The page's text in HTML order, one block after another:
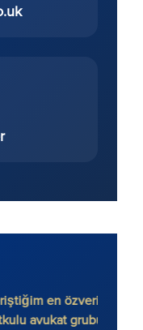
en özverili,
avukat grubu.’